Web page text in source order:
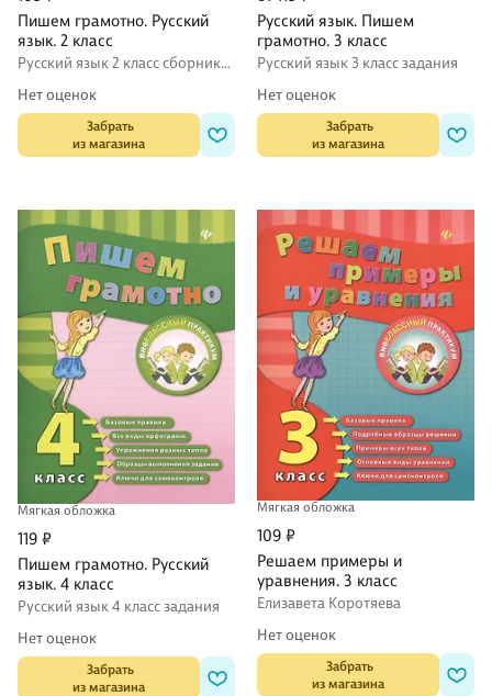
Пишем грамотно. Русский
язык. 2 класс
Русский язык 2 класс сборники
Нет оценок
Забрать
из магазина
Русский язык. Пишем
грамотно. 3 класс
Русский язык 3 класс задания
Нет оценок
Забрать
из магазина
Мягкая обложка
119 ₽
Пишем грамотно. Русский
язык. 4 класс
Русский язык 4 класс задания
Нет оценок
Забрать
из магазина
Мягкая обложка
109 ₽
Решаем примеры и
уравнения. 3 класс
Елизавета Коротяева
Нет оценок
Забрать
из магазина